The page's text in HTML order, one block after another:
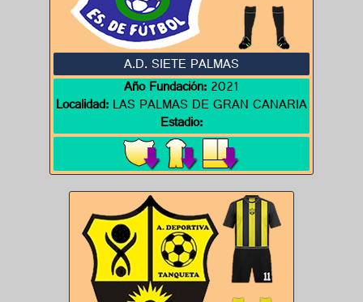
A.D. SIETE PALMAS
Año Fundación:2021
Localidad:LAS PALMAS DE GRAN CANARIA
Estadio: